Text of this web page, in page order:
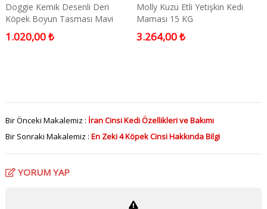
Doggie Kemik Desenli Deri
Köpek Boyun Tasması Mavi
Medium
1.020,00 ₺
Molly Kuzu Etli Yetişkin Kedi
Maması 15 KG
3.264,00 ₺
Bir Önceki Makalemiz : İran Cinsi Kedi Özellikleri ve Bakımı
Bir Sonraki Makalemiz : En Zeki 4 Köpek Cinsi Hakkında Bilgi
YORUM YAP